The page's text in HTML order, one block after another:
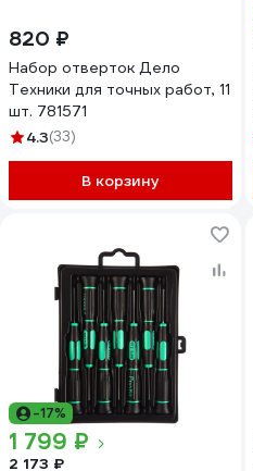
820 ₽
Набор отверток Дело
Техники для точных работ, 11
шт. 781571
4.3(33)
В корзину
-17%
1 799 ₽
2 173 ₽